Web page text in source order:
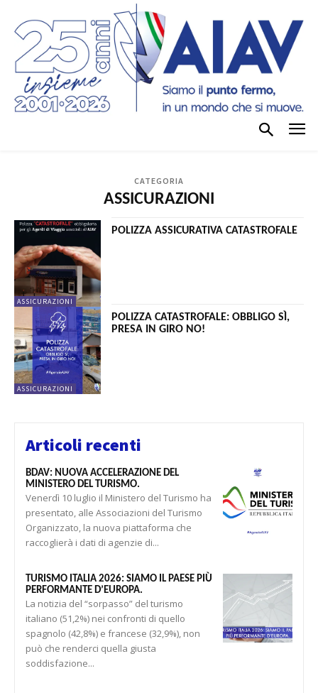
CATEGORIA
ASSICURAZIONI
ASSICURAZIONI
POLIZZA ASSICURATIVA CATASTROFALE
ASSICURAZIONI
POLIZZA CATASTROFALE: OBBLIGO SÌ,
PRESA IN GIRO NO!
Articoli recenti
BDAV: NUOVA ACCELERAZIONE DEL
MINISTERO DEL TURISMO.
Venerdì 10 luglio il Ministero del Turismo ha
presentato, alle Associazioni del Turismo
Organizzato, la nuova piattaforma che
raccoglierà i dati di agenzie di...
TURISMO ITALIA 2026: SIAMO IL PAESE PIÙ
PERFORMANTE D’EUROPA.
La notizia del “sorpasso” del turismo
italiano (51,2%) nei confronti di quello
spagnolo (42,8%) e francese (32,9%), non
può che renderci quella giusta
soddisfazione...